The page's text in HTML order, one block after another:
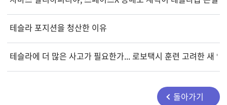
테슬라 포지션을 청산한 이유
테슬라에 더 많은 사고가 필요한가... 로보택시 훈련 고려한 새
돌아가기